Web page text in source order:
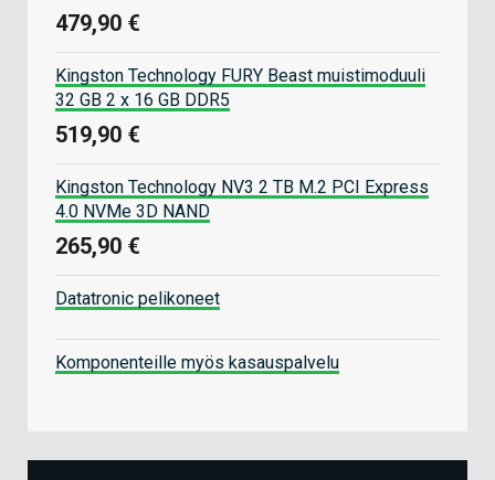
479,90 €
Kingston Technology FURY Beast muistimoduuli
32 GB 2 x 16 GB DDR5
519,90 €
Kingston Technology NV3 2 TB M.2 PCI Express
4.0 NVMe 3D NAND
265,90 €
Datatronic pelikoneet
Komponenteille myös kasauspalvelu